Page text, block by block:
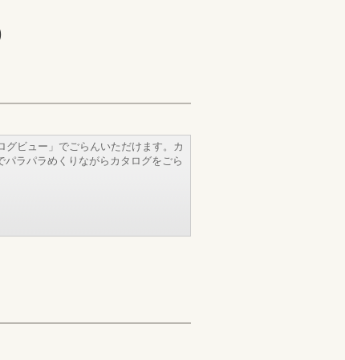
グビュー」でごらんいただけます。カ
パラパラめくりながらカタログをごら